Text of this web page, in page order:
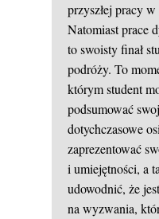
przyszłej pracy w
Natomiast prace
to swoisty finał
podróży. To
którym student
podsumować
dotychczasowe
zaprezentować
i umiejętności, a
udowodnić, że
na wyzwania,